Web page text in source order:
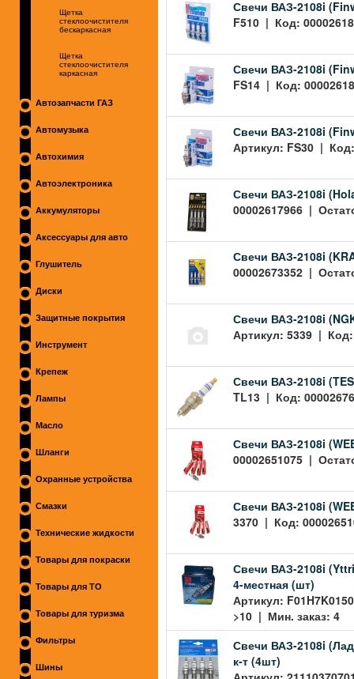
Щетка
стеклоочистителя
бескаркасная
Щетка
стеклоочистителя
каркасная
Автозапчасти ГАЗ
Автомузыка
Автохимия
Автоэлектроника
Аккумуляторы
Аксессуары для авто
Глушитель
Диски
Защитные покрытия
Инструмент
Крепеж
Лампы
Масло
Шланги
Охранные устройства
Смазки
Технические жидкости
Товары для покраски
Товары для ТО
Товары для туризма
Фильтры
Шины
Свечи ВАЗ-2108i
F510 | Код:
Свечи ВАЗ-2108i
FS14 | Код:
Свечи ВАЗ-2108i
Артикул: FS30 |
Свечи ВАЗ-2108i
00002617966 |
Свечи ВАЗ-2108i
00002673352 |
Свечи ВАЗ-2108i
Артикул: 5339 |
Свечи ВАЗ-2108i
TL13 | Код:
Свечи ВАЗ-2108i
00002651075 |
Свечи ВАЗ-2108i
3370 | Код:
Свечи ВАЗ-2108i
4-местная (шт)
Артикул:
>10 | Мин. заказ: 4
Свечи ВАЗ-2108i
к-т (4шт)